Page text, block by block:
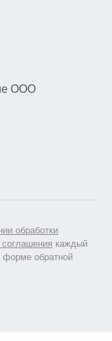
ООО
обработки
соглашения каждый
форме обратной